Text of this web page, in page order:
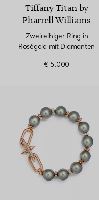
Tiffany Titan by
Pharrell Williams
Zweireihiger Ring in
Roségold mit Diamanten
€ 5.000